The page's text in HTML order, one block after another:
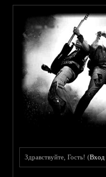
Здравствуйте, Гость! (Вход